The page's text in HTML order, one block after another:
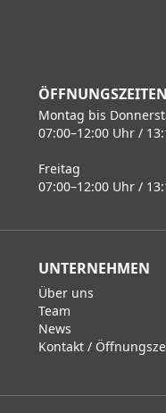
ÖFFNUNGSZEITEN
Montag bis
07:00–12:00 Uhr /
Freitag
07:00–12:00 Uhr /
UNTERNEHMEN
Über uns
Team
News
Kontakt /